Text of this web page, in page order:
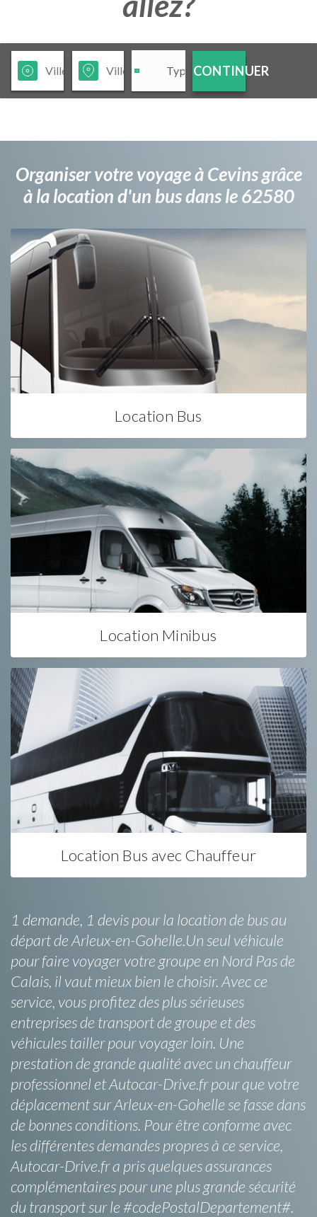
CONTINUER
Organiser votre voyage à Cevins grâce
à la location d'un bus dans le 62580
Location Bus
Location Minibus
Location Bus avec Chauffeur
1 demande, 1 devis pour la location de bus au
départ de Arleux-en-Gohelle.Un seul véhicule
pour faire voyager votre groupe en Nord Pas de
Calais, il vaut mieux bien le choisir. Avec ce
service, vous profitez des plus sérieuses
entreprises de transport de groupe et des
véhicules tailler pour voyager loin. Une
prestation de grande qualité avec un chauffeur
professionnel et Autocar-Drive.fr pour que votre
déplacement sur Arleux-en-Gohelle se fasse dans
de bonnes conditions. Pour être conforme avec
les différentes demandes propres à ce service,
Autocar-Drive.fr a pris quelques assurances
complémentaires pour une plus grande sécurité
du transport sur le #codePostalDepartement#.